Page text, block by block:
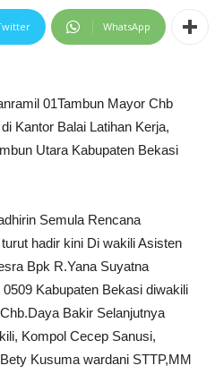
WhatsApp
01Tambun Mayor Chb
Kantor Balai Latihan Kerja,
Utara Kabupaten Bekasi
Semula Rencana
hadir kini Di wakili Asisten
Bpk R.Yana Suyatna
Kabupaten Bekasi diwakili
Bakir Selanjutnya
Kompol Cecep Sanusi,
Kusuma wardani STTP,MM